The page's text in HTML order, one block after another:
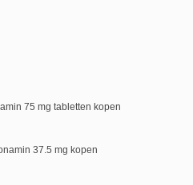
75 mg tabletten kopen
37.5 mg kopen